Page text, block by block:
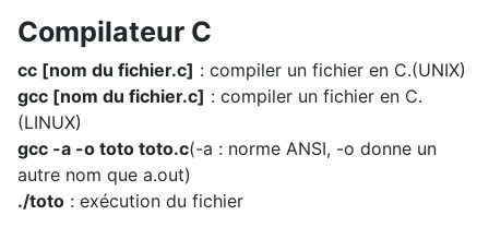
Compilateur C
cc [nom du fichier.c] : compiler un fichier en C.(UNIX)
gcc [nom du fichier.c] : compiler un fichier en C.
(LINUX)
gcc -a -o toto toto.c(-a : norme ANSI, -o donne un
autre nom que a.out)
./toto : exécution du fichier